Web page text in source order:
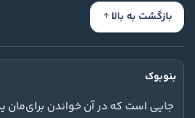
بازگشت به بالا
بنوبوک
جایی است که در آن خواندن برای‌مان